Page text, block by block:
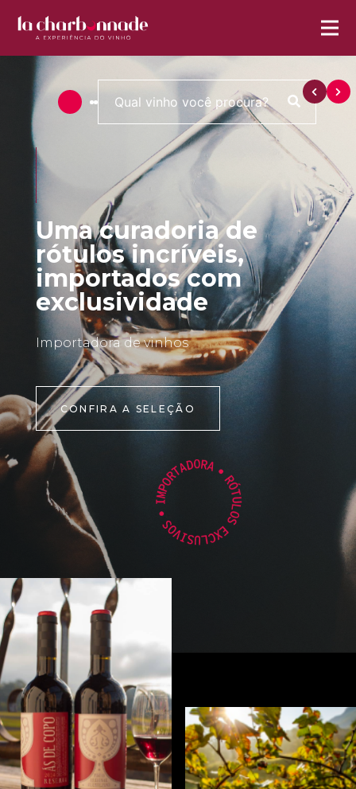
Uma curadoria de
rótulos incríveis,
importados com
exclusividade
Importadora de vinhos
CONFIRA A SELEÇÃO